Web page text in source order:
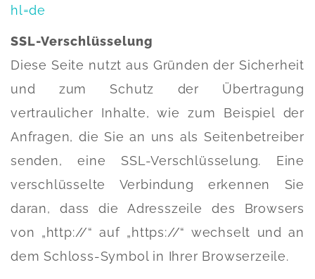
hl=de
SSL-Verschlüsselung
Diese Seite nutzt aus Gründen der Sicherheit
und zum Schutz der Übertragung
vertraulicher Inhalte, wie zum Beispiel der
Anfragen, die Sie an uns als Seitenbetreiber
senden, eine SSL-Verschlüsselung. Eine
verschlüsselte Verbindung erkennen Sie
daran, dass die Adresszeile des Browsers
von „http://“ auf „https://“ wechselt und an
dem Schloss-Symbol in Ihrer Browserzeile.